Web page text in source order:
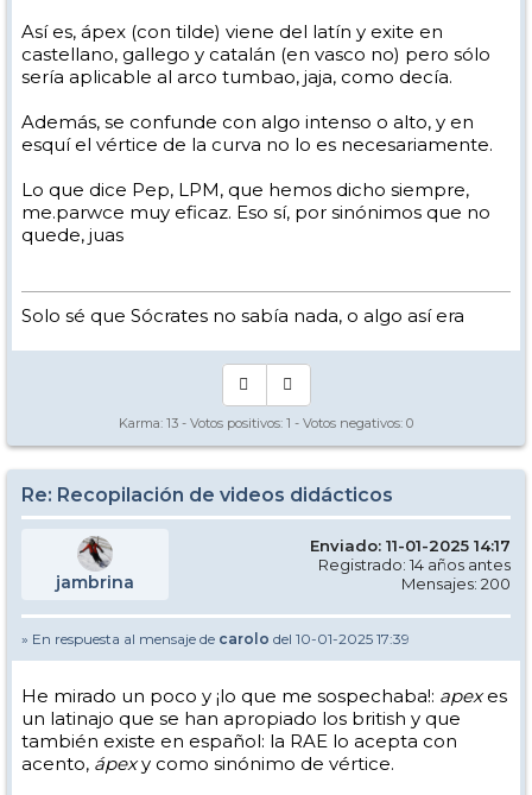
signo de la variación de la pendiente de la tangente, que nos llevaría a
esa variación de ser positivo a negativo (aumento de la pendiente o
reducción de la pendiente) y que ese cambio de signo se produce
justo en el vértice de la curva.
En fin, distintas formas de ver un mismo concepto, pero al que no
acabo de encontrarle una palabra de esas que sea tan intuitiva y útil
Adoptemos vértice o ese momento en el que los pies van pabajo, en
espera de ver si entre todos encontramos un término sintético más
intuitivo para no tirar de un término british igual de equívoco y que
Así es, ápex (con tilde) viene del latín y exite en
castellano, gallego y catalán (en vasco no) pero sólo
sería aplicable al arco tumbao, jaja, como decía.
Además, se confunde con algo intenso o alto, y en
esquí el vértice de la curva no lo es necesariamente.
Lo que dice Pep, LPM, que hemos dicho siempre,
me.parwce muy eficaz. Eso sí, por sinónimos que no
quede, juas
Solo sé que Sócrates no sabía nada, o algo así era
Karma: 13 - Votos positivos: 1 - Votos negativos: 0
Re: Recopilación de videos didácticos
jambrina
Enviado: 11-01-2025 14:17
Registrado: 14 años antes
Mensajes: 200
» En respuesta al mensaje de carolo del 10-01-2025 17:39
He mirado un poco y ¡lo que me sospechaba!: apexes
un latinajo que se han apropiado los british y que
también existe en español: la RAE lo acepta con
acento, ápexy como sinónimo de vértice.